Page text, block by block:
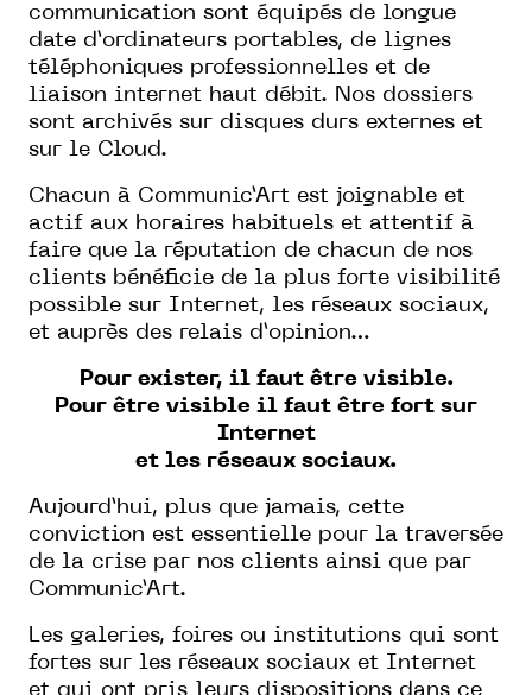
communication sont équipés de longue
date d’ordinateurs portables, de lignes
téléphoniques professionnelles et de
liaison internet haut débit. Nos dossiers
sont archivés sur disques durs externes et
sur le Cloud.
Chacun à Communic’Art est joignable et
actif aux horaires habituels et attentif à
faire que la réputation de chacun de nos
clients bénéficie de la plus forte visibilité
possible sur Internet, les réseaux sociaux,
et auprès des relais d’opinion…
Pour exister, il faut être visible.
Pour être visible il faut être fort sur
Internet
et les réseaux sociaux.
Aujourd’hui, plus que jamais, cette
conviction est essentielle pour la traversée
de la crise par nos clients ainsi que par
Communic’Art.
Les galeries, foires ou institutions qui sont
fortes sur les réseaux sociaux et Internet
et qui ont pris leurs dispositions dans ce